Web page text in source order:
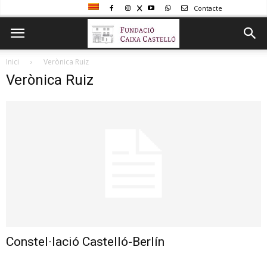
Contacte
Inici Verònica Ruiz
Verònica Ruiz
Constel·lació Castelló-Berlín